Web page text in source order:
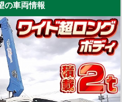
の車両情報